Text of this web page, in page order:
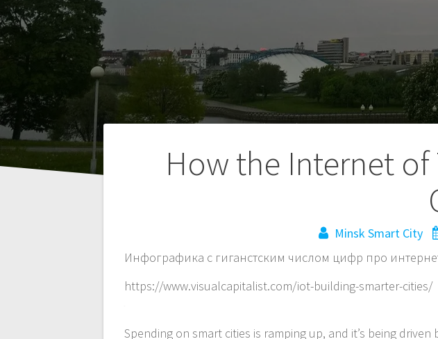
How the Internet
Minsk Smart City
Инфографика с гиганстским числом цифр про
https://www.visualcapitalist.com/iot-building-smarter-cities/
Spending on smart cities is ramping up, and it’s being
Навигация